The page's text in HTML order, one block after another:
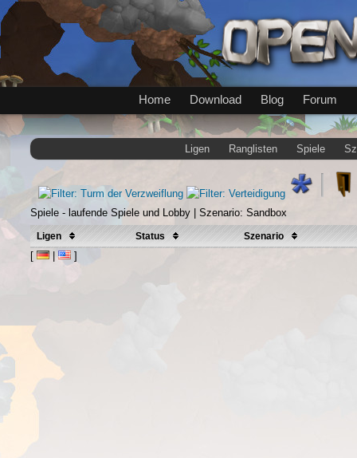
Home Download Blog Forum
Ligen Ranglisten Spiele
Spiele - laufende Spiele und Lobby | Szenario: Sandbox
Ligen Status Szenario
[ | ]